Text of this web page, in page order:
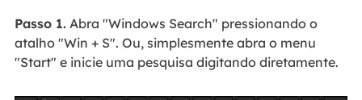
Passo 1.Abra "Windows Search" pressionando o
atalho "Win + S". Ou, simplesmente abra o menu
"Start" e inicie uma pesquisa digitando diretamente.